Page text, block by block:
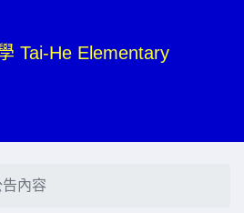
Tai-He Elementary
告內容